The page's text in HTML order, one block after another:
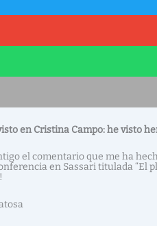
en Cristina Campo: he visto
el comentario que me ha
en Sassari titulada “El